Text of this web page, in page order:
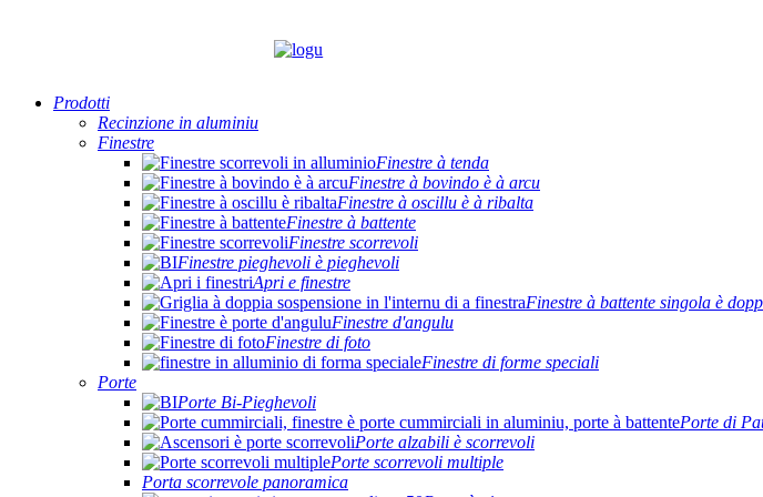
Prodotti
Recinzione in aluminiu
Finestre
Finestre à tenda
Finestre à bovindo è à arcu
Finestre à oscillu è à ribalta
Finestre à battente
Finestre scorrevoli
Finestre pieghevoli è pieghevoli
Apri e finestre
Finestre à battente singola è
Finestre d'angulu
Finestre di foto
Finestre di forme speciali
Porte
Porte Bi-Pieghevoli
Porte di
Porte alzabili è scorrevoli
Porte scorrevoli multiple
Porta scorrevole panoramica